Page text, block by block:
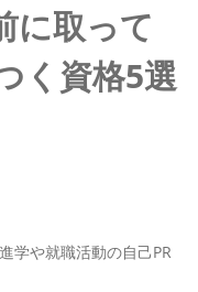
に取って
く資格5選
学や就職活動の自己PR